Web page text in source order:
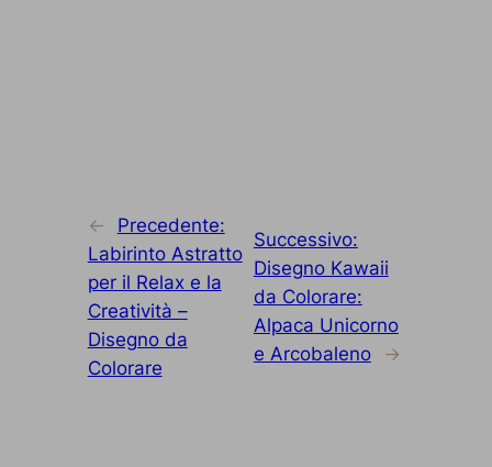
←
Precedente:
Labirinto Astratto
per il Relax e la
Creatività –
Disegno da
Colorare
Successivo:
Disegno Kawaii
da Colorare:
Alpaca Unicorno
e Arcobaleno
→